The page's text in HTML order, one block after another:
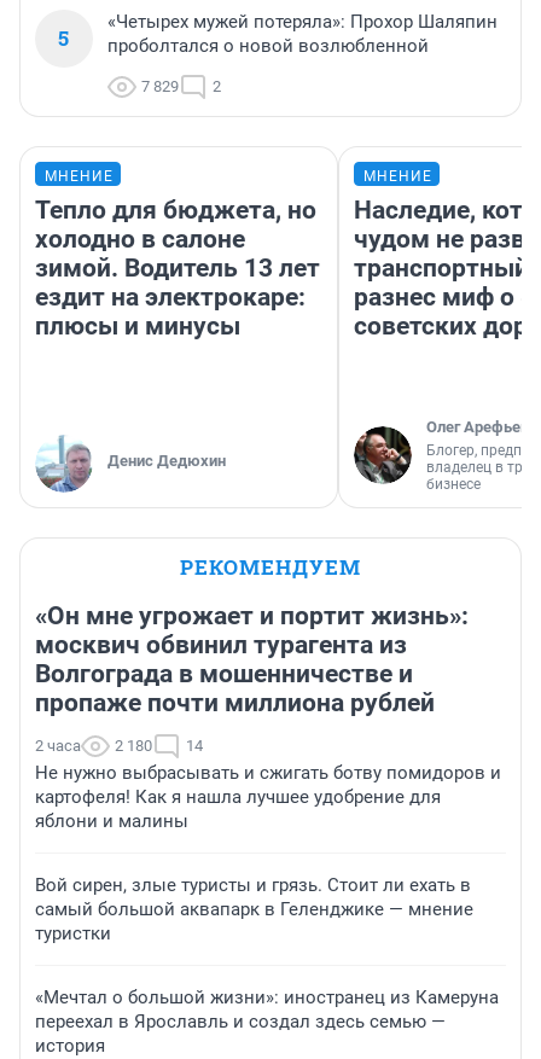
5
«Четырех мужей потеряла»: Прохор Шаляпин
проболтался о новой возлюбленной
7 829 2
МНЕНИЕ
Тепло для бюджета, но
холодно в салоне
зимой. Водитель 13 лет
ездит на электрокаре:
плюсы и минусы
Денис Дедюхин
МНЕНИЕ
Наследие,
чудом не
транспортный
разнес миф о
советских
Олег Арефьев
Блогер,
владелец в
бизнесе
РЕКОМЕНДУЕМ
«Он мне угрожает и портит жизнь»:
москвич обвинил турагента из
Волгограда в мошенничестве и
пропаже почти миллиона рублей
2 часа 2 180 14
Не нужно выбрасывать и сжигать ботву помидоров и
картофеля! Как я нашла лучшее удобрение для
яблони и малины
Вой сирен, злые туристы и грязь. Стоит ли ехать в
самый большой аквапарк в Геленджике — мнение
туристки
«Мечтал о большой жизни»: иностранец из Камеруна
переехал в Ярославль и создал здесь семью —
история